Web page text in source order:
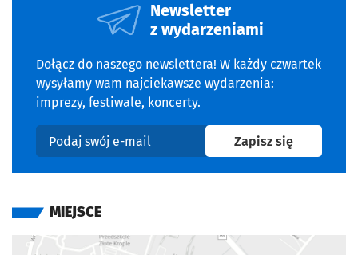
Newsletter
z wydarzeniami
Dołącz do naszego newslettera! W każdy czwartek
wysyłamy wam najciekawsze wydarzenia:
imprezy, festiwale, koncerty.
Podaj swój e-mail
Zapisz sięna
MIEJSCE